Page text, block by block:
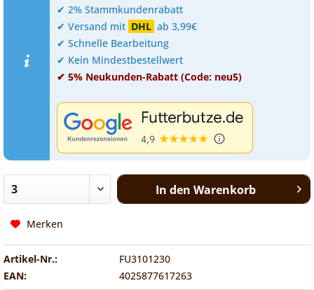
✔ 2% Stammkundenrabatt
✔ Versand mit DHL ab 3,99€
✔ Schnelle Bearbeitung
✔ Kein Mindestbestellwert
✔ 5% Neukunden-Rabatt (Code: neu5)
In den Warenkorb
Merken
Artikel-Nr.:
FU3101230
EAN:
4025877617263